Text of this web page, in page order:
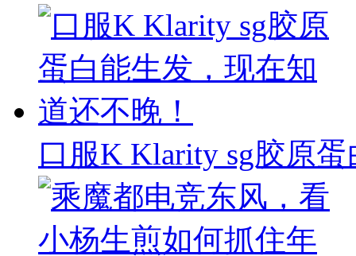
口服K Klarity sg胶原